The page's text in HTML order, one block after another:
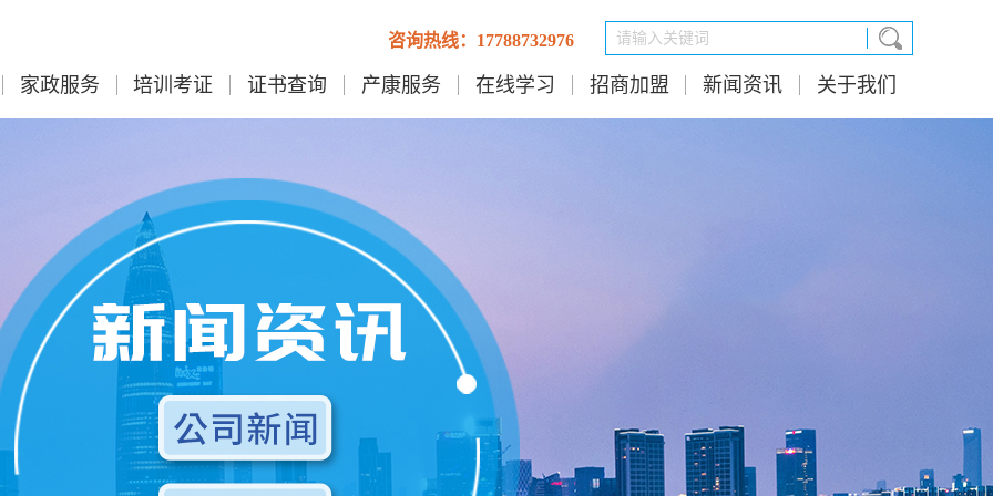
咨询热线：17788732976
家政服务 培训考证 证书查询 产康服务 在线学习 招商加盟 新闻资讯 关于我们